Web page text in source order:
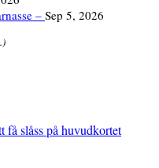
– Sep 5, 2026